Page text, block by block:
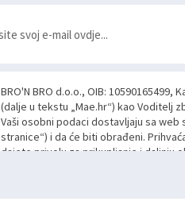
BRO'N BRO d.o.o., OIB: 10590165499,
(dalje u tekstu „Mae.hr“) kao Voditelj
Vaši osobni podaci dostavljaju sa
stranice“) i da će biti obrađeni.
dajete privolu za prikupljanje i daljnju
Mae.hr putem ovih web stranica u
poslan kroz kontakt obrazac. Radi
niste dužni prihvatiti odnosno niste